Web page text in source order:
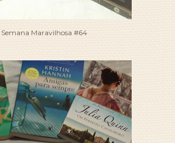
Semana Maravilhosa #64